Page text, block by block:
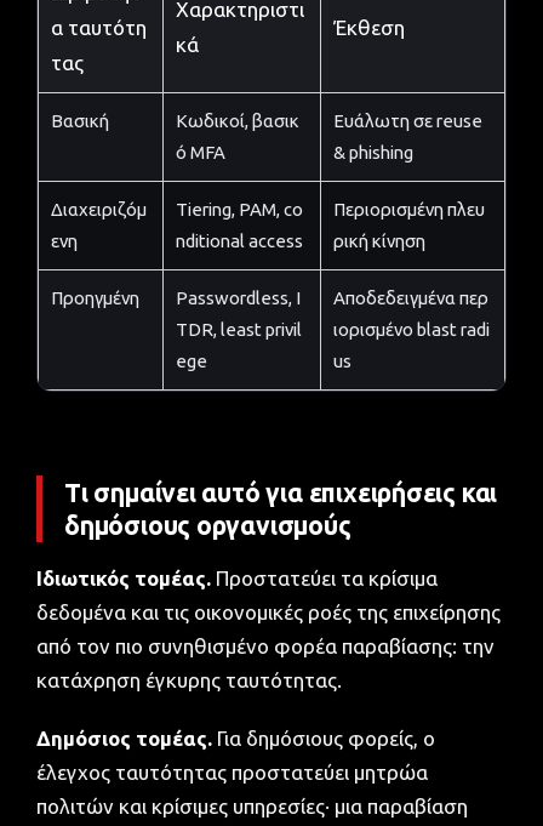
α ταυτότη
τας
Χαρακτηριστι
κά
Έκθεση
Βασική
Κωδικοί, βασικ
ό MFA
Ευάλωτη σε reuse
& phishing
Διαχειριζόμ
ενη
Tiering, PAM, co
nditional access
Περιορισμένη πλευ
ρική κίνηση
Προηγμένη
Passwordless, I
TDR, least privil
ege
Αποδεδειγμένα περ
ιορισμένο blast radi
us
Τι σημαίνει αυτό για επιχειρήσεις και
δημόσιους οργανισμούς
Ιδιωτικός τομέας. Προστατεύει τα κρίσιμα
δεδομένα και τις οικονομικές ροές της επιχείρησης
από τον πιο συνηθισμένο φορέα παραβίασης: την
κατάχρηση έγκυρης ταυτότητας.
Δημόσιος τομέας. Για δημόσιους φορείς, ο
έλεγχος ταυτότητας προστατεύει μητρώα
πολιτών και κρίσιμες υπηρεσίες· μια παραβίαση